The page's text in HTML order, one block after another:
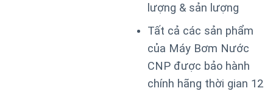
lượng & sản lượng
Tất cả các sản phẩm
của Máy Bơm Nước
CNP được bảo hành
chính hãng thời gian 12